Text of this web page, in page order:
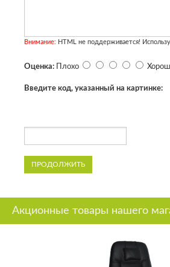
Внимание: HTML не поддерживается!
Оценка: Плохо
Введите код, указанный на картинке:
ПРОДОЛЖИТЬ
Акционные товары нашего